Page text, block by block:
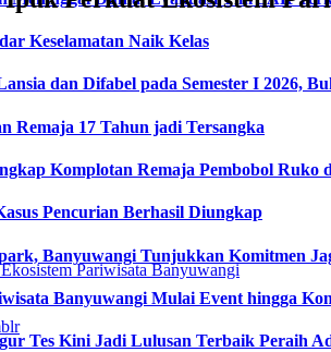
Keselamatan Naik Kelas
dan Difabel pada Semester I 2026,
Remaja 17 Tahun jadi Tersangka
Komplotan Remaja Pembobol Ruko
Pencurian Berhasil Diungkap
Banyuwangi Tunjukkan Komitmen
Banyuwangi Mulai Event hingga
Tes Kini Jadi Lulusan Terbaik Peraih